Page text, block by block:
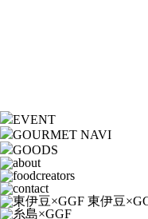
EVENT
GOURMET NAVI
GOODS